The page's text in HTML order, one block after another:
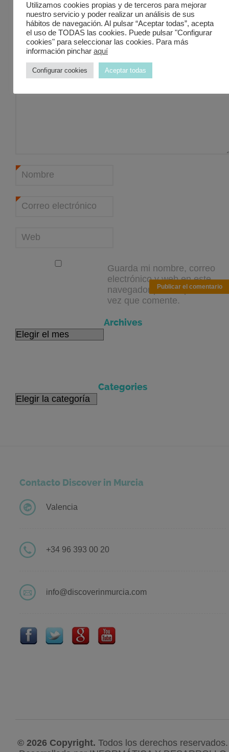
Tu dirección de correo
electrónico no será
publicada. Los campos
obligatorios están
Comentario
Nombre
Correo electrónico
Web
Guarda mi nombre, correo
electrónico y web en este
navegador para la próxima
vez que comente.
Archives
Archives
Categories
Categories
Contacto Discover in Murcia
Valencia
+34 96 393 00 20
info@discoverinmurcia.com
© 2026 Copyright. Todos los derechos reservados.
Utilizamos cookies propias y de terceros para mejorar
nuestro servicio y poder realizar un análisis de sus
hábitos de navegación. Al pulsar “Aceptar todas”, acepta
el uso de TODAS las cookies. Puede pulsar "Configurar
cookies" para seleccionar las cookies. Para más
información pinchar aquí
Configurar cookies Aceptar todas